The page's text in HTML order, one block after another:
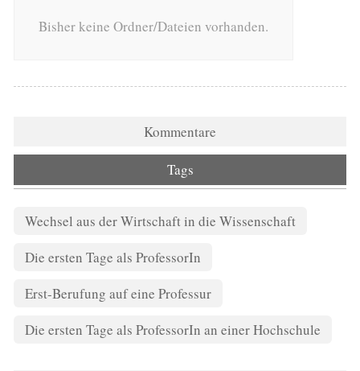
Bisher keine Ordner/Dateien vorhanden.
Kommentare
Tags
Wechsel aus der Wirtschaft in die Wissenschaft
Die ersten Tage als ProfessorIn
Erst-Berufung auf eine Professur
Die ersten Tage als ProfessorIn an einer Hochschule